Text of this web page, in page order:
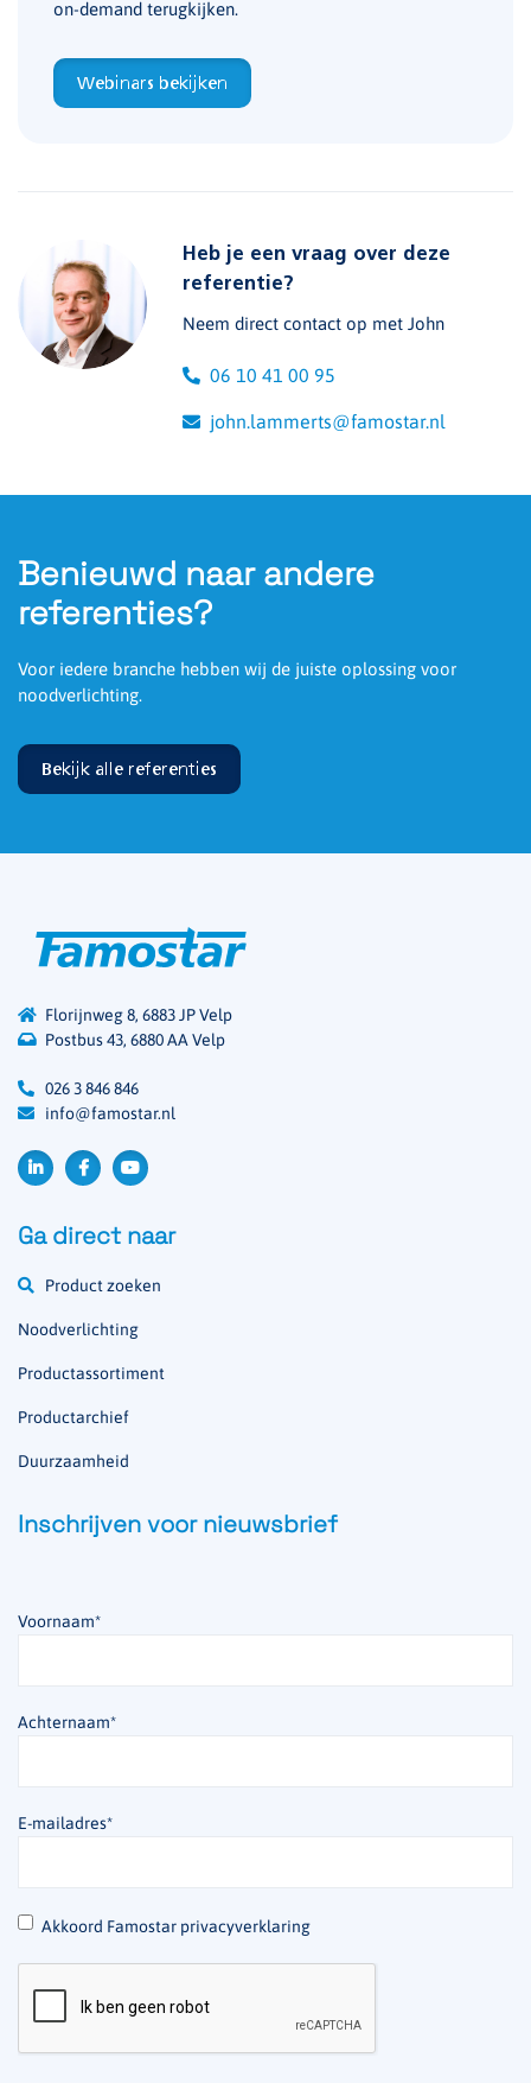
Heb je een vraag over deze
referentie?
Neem direct contact op met John
06 10 41 00 95
john.lammerts@famostar.nl
on-demand terugkijken.
Webinars bekijken
Benieuwd naar andere
referenties?
Voor iedere branche hebben wij de juiste oplossing voor
noodverlichting.
Bekijk alle referenties
Florijnweg 8, 6883 JP Velp
Postbus 43, 6880 AA Velp
026 3 846 846
info@famostar.nl
Ga direct naar
Product zoeken
Noodverlichting
Productassortiment
Productarchief
Duurzaamheid
Inschrijven voor nieuwsbrief
Voornaam*
Achternaam*
E-mailadres*
* Akkoord Famostar privacyverklaring